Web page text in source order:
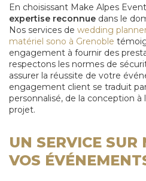
En choisissant Make Alpes
expertise reconnue dans le
Nos services de wedding
matériel sono à Grenoble
engagement à fournir des
respectons les normes de
assurer la réussite de votre
engagement client se traduit
personnalisé, de la conception à
projet.
UN SERVICE SUR
VOS